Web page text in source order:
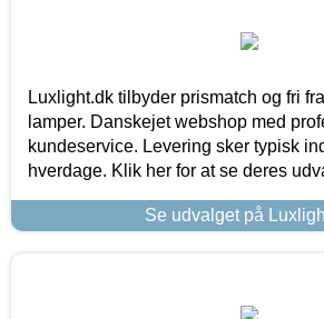
Luxlight.dk tilbyder prismatch og fri
lamper. Danskejet webshop med
kundeservice. Levering sker typisk
hverdage. Klik her for at se deres
Se udvalget på